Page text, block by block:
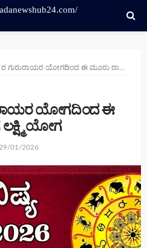
ಯೋಗದಿಂದ ಈ ಮೂರು ರಾಶಿಯವರಿಗೆ ಲಕ್ಷ್ಮಿ ಯೋಗ
ಯೋಗದಿಂದ ಈ
ಯೋಗ
29/01/2026